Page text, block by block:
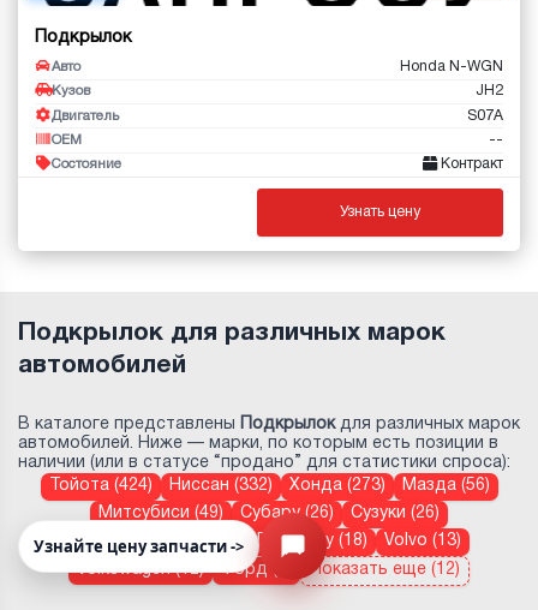
Подкрылок
Авто Honda N-WGN
Кузов JH2
Двигатель S07A
OEM --
Состояние Контракт
Узнать цену
Узнайте цену запчасти -> Открыть меню
Подкрылок для различных марок
автомобилей
В каталоге представлены Подкрылокдля различных марок
автомобилей. Ниже — марки, по которым есть позиции в
наличии (или в статусе “продано” для статистики спроса):
Тойота (424)
Ниссан (332) Хонда (273)
Мазда (56)
Митсубиси (49)
Субару (26)
Сузуки (26)
Mercedes-Benz (22)
Дайхатсу (18)
Volvo (13)
Volkswagen (12)
Форд (9) Показать еще (12)